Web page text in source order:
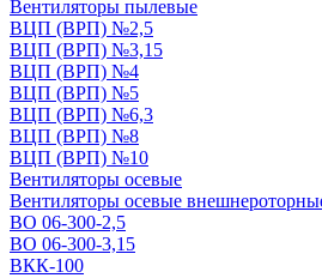
Вентиляторы пылевые
ВЦП (ВРП) №2,5
ВЦП (ВРП) №3,15
ВЦП (ВРП) №4
ВЦП (ВРП) №5
ВЦП (ВРП) №6,3
ВЦП (ВРП) №8
ВЦП (ВРП) №10
Вентиляторы осевые
Вентиляторы осевые
ВО 06-300-2,5
ВО 06-300-3,15
ВКК-100